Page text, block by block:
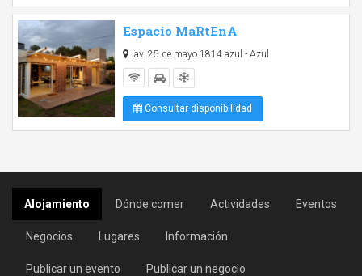
Espacio MaRtEnA
av. 25 de mayo 1814 azul - Azul
Consultar disponibilidad
Alojamiento Dónde comer Actividades Eventos
Negocios Lugares Información
Publicar un evento Publicar un negocio